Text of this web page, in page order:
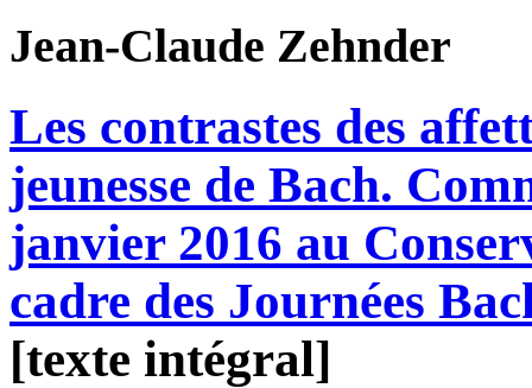
Jean-Claude Zehnder
Les contrastes des
jeunesse de Bach.
janvier 2016 au
cadre des Journées
[texte intégral]